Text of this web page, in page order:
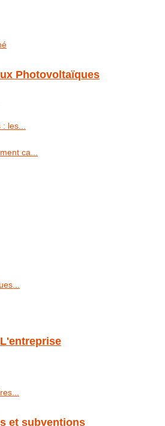
Photovoltaïques
les...
ca...
L'entreprise
et subventions